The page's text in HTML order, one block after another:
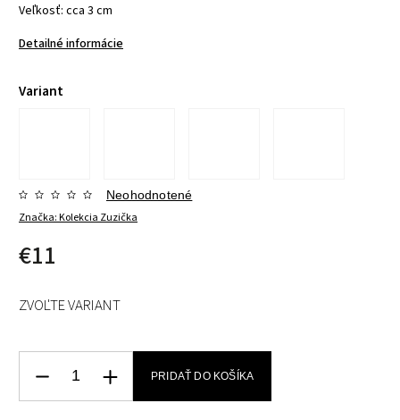
Veľkosť: cca 3 cm
Detailné informácie
Variant
Značka:Kolekcia Zuzička
Neohodnotené
€11
ZVOĽTE VARIANT
PRIDAŤ DO KOŠÍKA